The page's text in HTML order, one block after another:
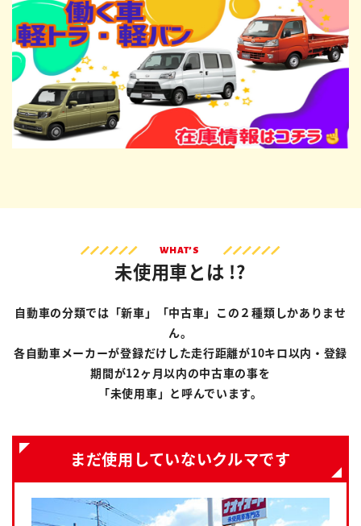
WHAT’S
未使用車とは !?
自動車の分類では「新車」「中古車」この２種類しかありませ
ん。
各自動車メーカーが登録だけした走行距離が10キロ以内・登録
期間が12ヶ月以内の中古車の事を
「未使用車」と呼んでいます。
まだ使用していないクルマです